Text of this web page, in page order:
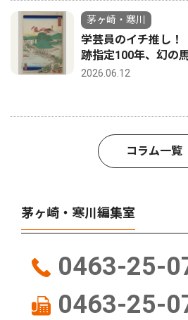
茅ヶ崎・寒川
学芸員のイチ推し
跡指定100年、幻の
2026.06.12
コラム一覧
茅ヶ崎・寒川編集室
0463-25-
0463-25-